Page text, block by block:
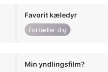
Favorit kæledyr
Fortæller dig
Min yndlingsfilm?